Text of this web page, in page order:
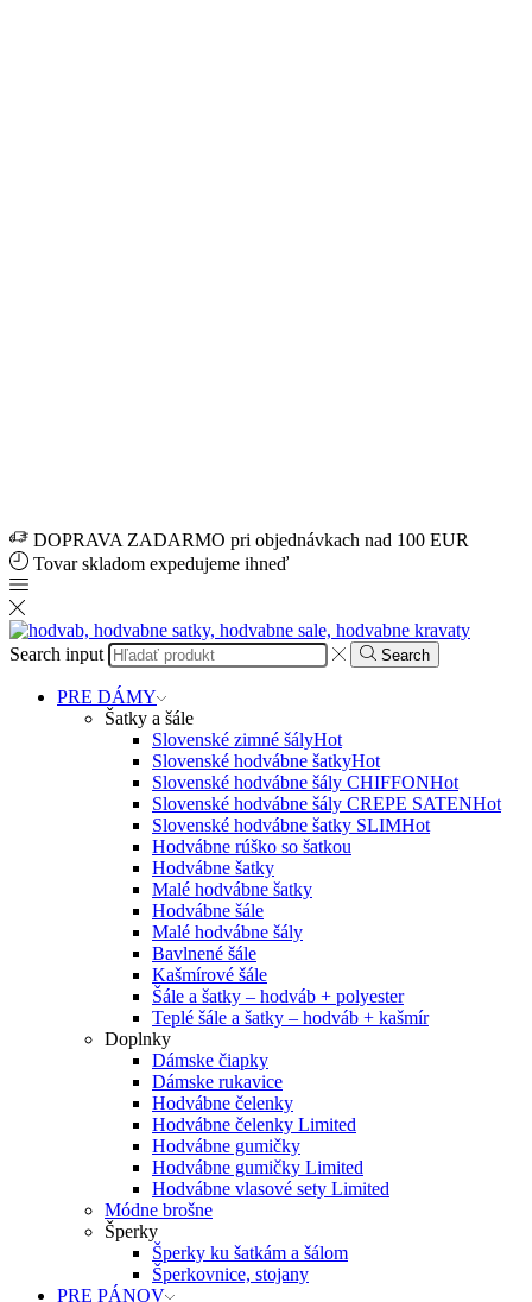
DOPRAVA ZADARMO pri objednávkach nad 100 EUR
Tovar skladom expedujeme ihneď
Search input Search
PRE DÁMY
Šatky a šále
Slovenské zimné šályHot
Slovenské hodvábne šatkyHot
Slovenské hodvábne šály CHIFFONHot
Slovenské hodvábne šály CREPE SATENHot
Slovenské hodvábne šatky SLIMHot
Hodvábne rúško so šatkou
Hodvábne šatky
Malé hodvábne šatky
Hodvábne šále
Malé hodvábne šály
Bavlnené šále
Kašmírové šále
Šále a šatky – hodváb + polyester
Teplé šále a šatky – hodváb + kašmír
Doplnky
Dámske čiapky
Dámske rukavice
Hodvábne čelenky
Hodvábne čelenky Limited
Hodvábne gumičky
Hodvábne gumičky Limited
Hodvábne vlasové sety Limited
Módne brošne
Šperky
Šperky ku šatkám a šálom
Šperkovnice, stojany
PRE PÁNOV